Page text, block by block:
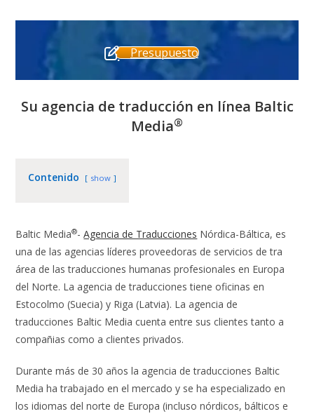
Presupuesto
Su agencia de traducción en línea Baltic
Media®
Contenido show
Baltic Media®-Agencia de Traducciones Nórdica-Báltica, es
una de las agencias líderes proveedoras de servicios de tra
área de las traducciones humanas profesionales en Europa
del Norte. La agencia de traducciones tiene oficinas en
Estocolmo (Suecia) y Riga (Latvia). La agencia de
traducciones Baltic Media cuenta entre sus clientes tanto a
compañias como a clientes privados.
Durante más de 30 años la agencia de traducciones Baltic
Media ha trabajado en el mercado y se ha especializado en
los idiomas del norte de Europa (incluso nórdicos, bálticos e